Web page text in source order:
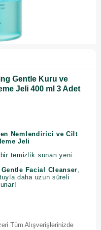
Gentle Kuru ve
Jeli 400 ml 3 Adet
Nemlendirici ve Cilt
Jeli
temizlik sunan yeni
Facial Cleanser,
daha uzun süreli
Tüm Alışverişlerinizde